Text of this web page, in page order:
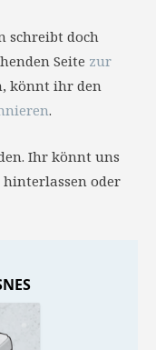
schreibt doch
Seite zur
könnt ihr den
.
Ihr könnt uns
hinterlassen oder